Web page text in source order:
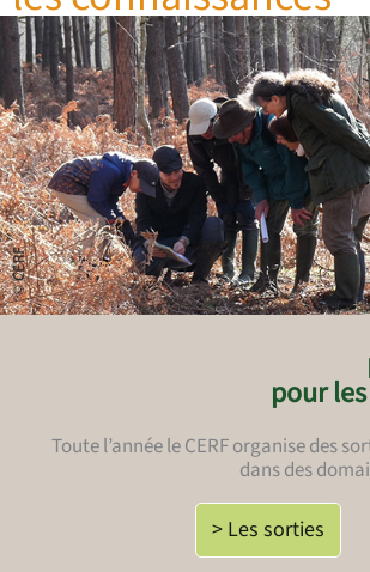
pour
Toute l’année le CERF organise des
dans des
> Les sorties